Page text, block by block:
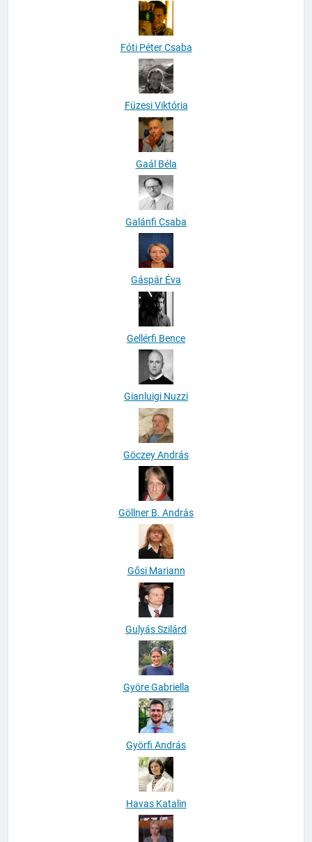
Fóti Péter Csaba
Füzesi Viktória
Gaál Béla
Galánfi Csaba
Gáspár Éva
Gellérfi Bence
Gianluigi Nuzzi
Göczey András
Göllner B. András
Gősi Mariann
Gulyás Szilárd
Györe Gabriella
Györfi András
Havas Katalin